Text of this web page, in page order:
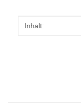
Wert
Inhalt: